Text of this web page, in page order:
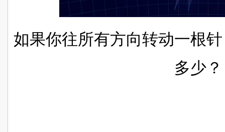
如果你往所有方向转动一根
多少？